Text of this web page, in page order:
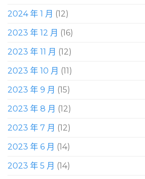
2024 年 1 月 (12)
2023 年 12 月 (16)
2023 年 11 月 (12)
2023 年 10 月 (11)
2023 年 9 月 (15)
2023 年 8 月 (12)
2023 年 7 月 (12)
2023 年 6 月 (14)
2023 年 5 月 (14)